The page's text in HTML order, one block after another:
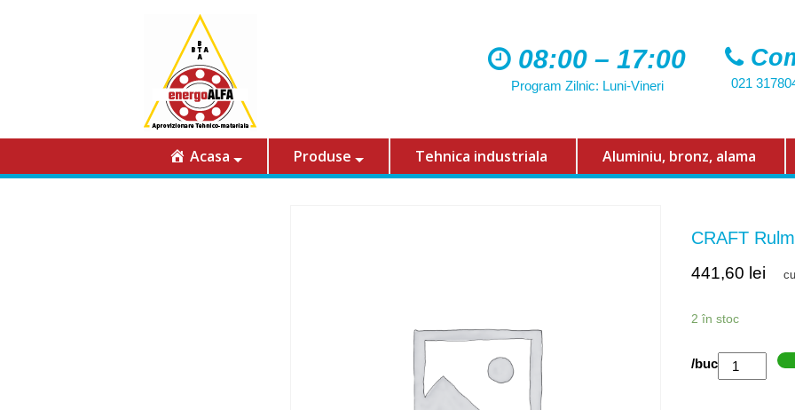
08:00 – 17:00
Program Zilnic: Luni-Vineri 021
Acasa Produse Tehnica industriala Aluminiu, bronz, alama
CRAFT
441,60 lei
2 în stoc
Cantitate
CRAFT
/buc